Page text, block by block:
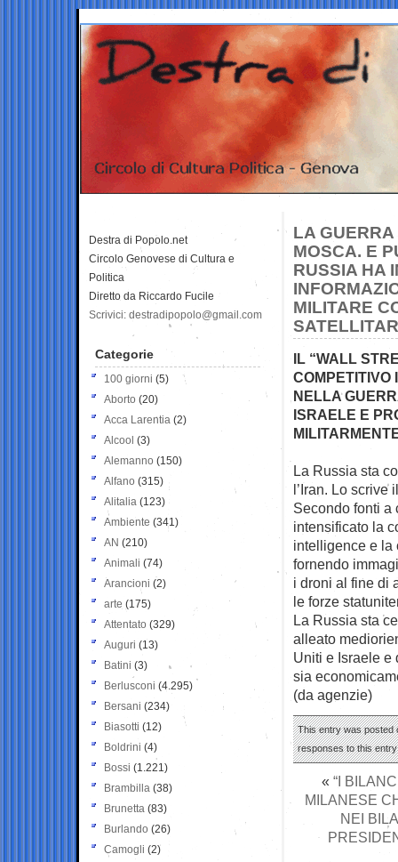
LA
MOSCA. E
RUSSIA HA
MILITARE
IL “WALL
COMPETITIVO
NELLA
ISRAELE E
La Russia sta
l’Iran. Lo scrive
Secondo fonti a
intensificato la
intelligence e la
fornendo
i droni al fine di
le forze
La Russia sta
alleato
Uniti e Israele e
sia
(da agenzie)
This entry was posted
responses to this
« “I
MILANESE
NEI
Destra di Popolo.net
Circolo Genovese di Cultura e
Politica
Diretto da Riccardo Fucile
Scrivici: destradipopolo@gmail.com
Categorie
100 giorni (5)
Aborto (20)
Acca Larentia (2)
Alcool (3)
Alemanno (150)
Alfano (315)
Alitalia (123)
Ambiente (341)
AN (210)
Animali (74)
Arancioni (2)
arte (175)
Attentato (329)
Auguri (13)
Batini (3)
Berlusconi (4.295)
Bersani (234)
Biasotti (12)
Boldrini (4)
Bossi (1.221)
Brambilla (38)
Brunetta (83)
Burlando (26)
Camogli (2)